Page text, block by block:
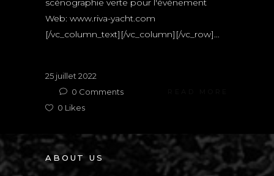
scénographie verte pour l'événement
Web: www.riva-yacht.com
[/vc_column_text][/vc_column][/vc_row]...
25 juillet 2022
0 Comments
0 Likes
ABOUT US